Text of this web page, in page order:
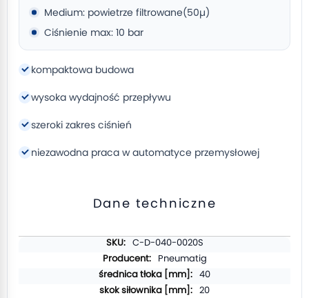
Medium: powietrze filtrowane(50µ)
Ciśnienie max: 10 bar
kompaktowa budowa
wysoka wydajność przepływu
szeroki zakres ciśnień
niezawodna praca w automatyce przemysłowej
Dane techniczne
C-D-040-0020S
Pneumatig
40
20